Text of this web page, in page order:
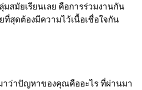
มสมัยเรียนเลย คือการร่วมงานกัน
ที่สุดต้องมีความไว้เนื้อเชื่อใจกัน
าว่าปัญหาของคุณคืออะไร ที่ผ่านมา